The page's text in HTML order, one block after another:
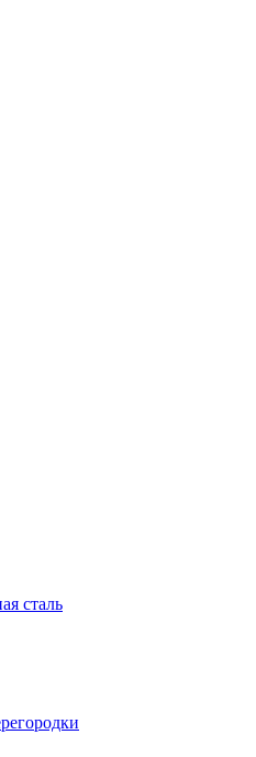
сталь